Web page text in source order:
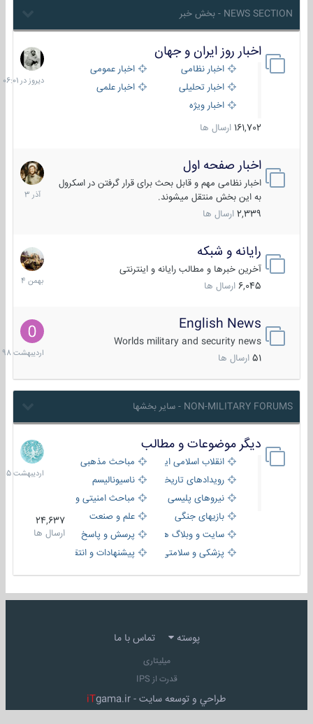
NEWS SECTION - بخش خبر
اخبار روز ایران و جهان
اخبار نظامی
اخبار عمومی
اخبار تحلیلی
اخبار علمی
اخبار ویژه
161,702 ارسال ها
دیروز
در
06:01
اخبار صفحه اول
اخبار نظامی مهم و قابل بحث برای قرار گرفتن در اسکرول
به این بخش منتقل میشوند.
2,339 ارسال ها
7
آذر
1403
رایانه و شبکه
آخرین خبرها و مطالب رایانه و اینترنتی
6,045 ارسال ها
30
بهمن
1404
English News
Worlds military and security news
51 ارسال ها
10
1398
NON-MILITARY FORUMS - سایر بخشها
دیگر موضوعات و مطالب
انقلاب اسلامی ایران
مباحث مذهبی
رویدادهای تاریخی و مذهبیناسیونالیسم
نیروهای پلیسی
مباحث امنیتی و اطلاعاتی
بازیهای جنگی
علم و صنعت
سایت و وبلاگ ها
پرسش و پاسخ
پزشکی و سلامتی
پیشنهادات و انتقادات
24,637
ارسال ها
8
1405
پوسته تماس با ما
میلیتاری
قدرت از IPS
طراحي و توسعه سايت - iTgama.ir